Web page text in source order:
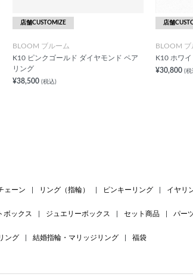
店舗CUSTOMIZE
BLOOM ブルーム
K10 ピンクゴールド ダイヤモンド ペア
リング
¥38,500 (税込)
店舗
BLOOM ブ
K10 ホワ
¥30,800 (税
ェーン リング（指輪） ピンキーリング イヤリ
ボックス ジュエリーボックス セット商品 パー
ング 結婚指輪・マリッジリング 福袋